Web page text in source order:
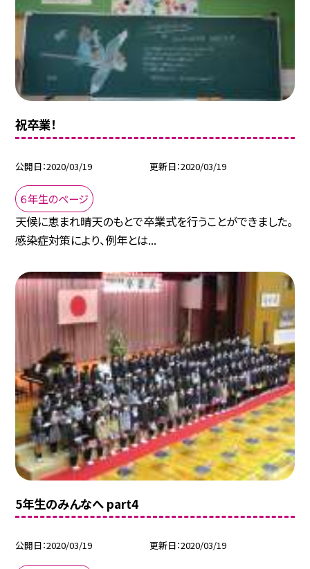
祝卒業！
公開日 2020/03/19 更新日 2020/03/19
６年生のページ
天候に恵まれ晴天のもとで卒業式を行うことができました。
感染症対策により、例年とは...
5年生のみんなへ part4
公開日 2020/03/19 更新日 2020/03/19